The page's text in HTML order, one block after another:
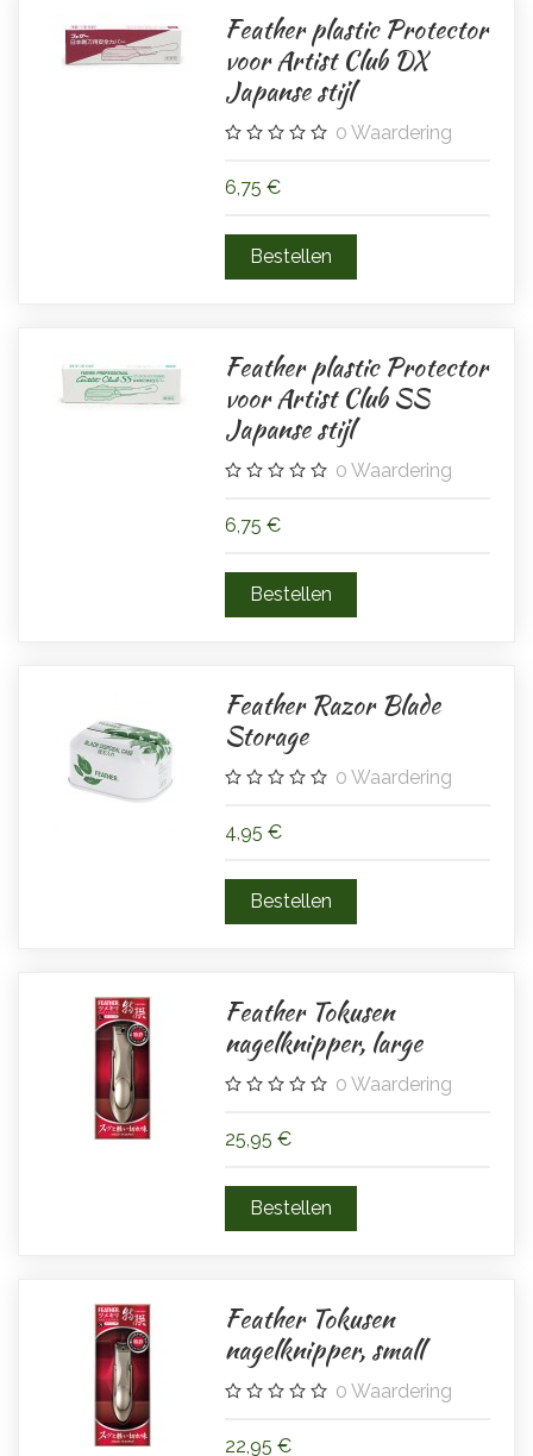
Feather plastic Protector
voor Artist Club DX
Japanse stijl
0 Waardering
6,75 €
Feather plastic Protector
voor Artist Club SS
Japanse stijl
0 Waardering
6,75 €
Feather Razor Blade
Storage
0 Waardering
4,95 €
Feather Tokusen
nagelknipper, large
0 Waardering
25,95 €
Feather Tokusen
nagelknipper, small
0 Waardering
22,95 €